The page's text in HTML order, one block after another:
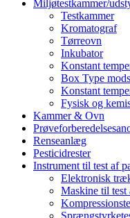
Miljøtestkammer/
Testkammer
Kromatograf
Tørreovn
Inkubator
Konstant
Box Type
Konstant
Fysisk og
Kammer & Ovn
Renseanlæg
Pesticidrester
Instrument til test af
Elektronisk
Maskine til test